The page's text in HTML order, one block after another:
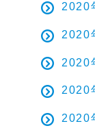
2020
2020
2020
2020
2020